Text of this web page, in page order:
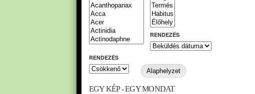
RENDEZÉS
RENDEZÉS
EGY KÉP - EGY MONDAT